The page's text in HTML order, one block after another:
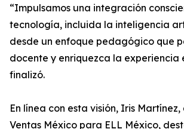
“Impulsamos una integración
tecnología, incluida la inteligencia
desde un enfoque pedagógico que
docente y enriquezca la experiencia
finalizó.
En línea con esta visión, Iris
Ventas México para ELL México,